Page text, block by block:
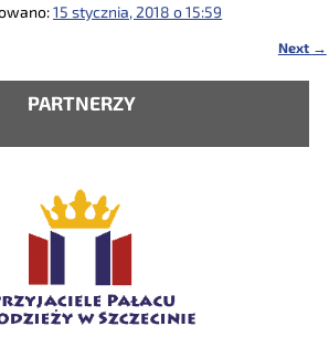
15 stycznia, 2018 o 15:59
Next →
PARTNERZY